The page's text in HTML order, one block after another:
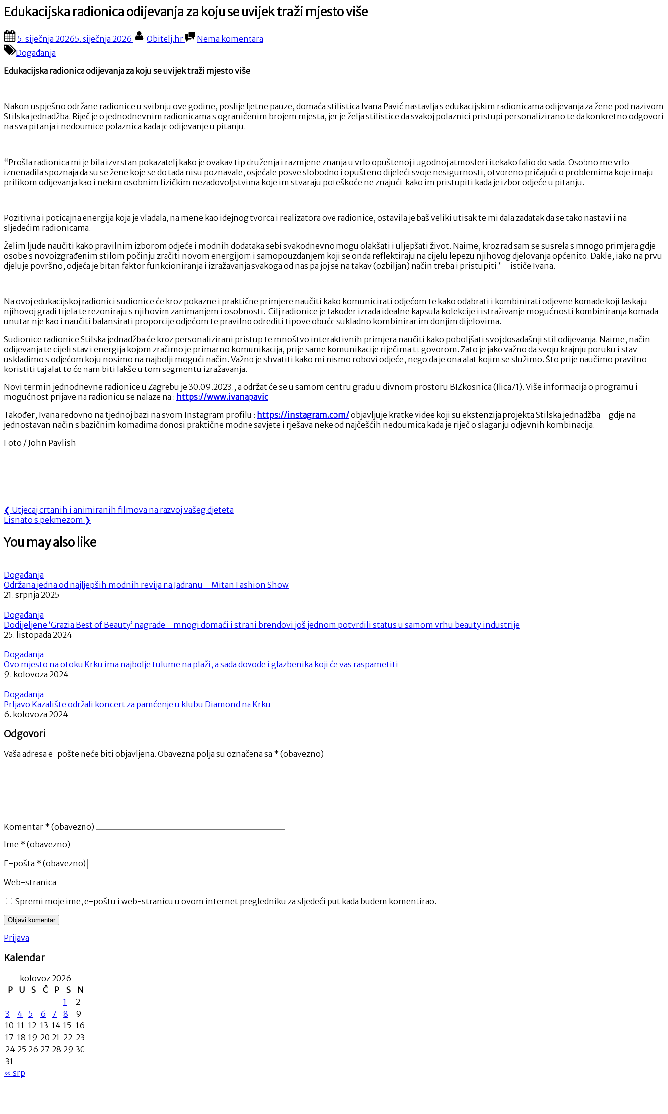
Edukacijska radionica odijevanja za koju se uvijek traži mjesto više
Posted
on
5. siječnja 20265. siječnja 2026 By
Obitelj.hr Nema komentara
Edukacijska
uvijek
traži
mjesto
Događanja
Edukacijska radionica odijevanja za koju se uvijek traži mjesto više
Nakon uspješno održane radionice u svibnju ove godine, poslije ljetne pauze, domaća stilistica Ivana Pavić nastavlja s edukacijskim radionicama odijevanja za žene pod nazivom
Stilska jednadžba. Riječ je o jednodnevnim radionicama s ograničenim brojem mjesta, jer je želja stilistice da svakoj polaznici pristupi personalizirano te da konkretno odgovori
na sva pitanja i nedoumice polaznica kada je odijevanje u pitanju.
“Prošla radionica mi je bila izvrstan pokazatelj kako je ovakav tip druženja i razmjene znanja u vrlo opuštenoj i ugodnoj atmosferi itekako falio do sada. Osobno me vrlo
iznenadila spoznaja da su se žene koje se do tada nisu poznavale, osjećale posve slobodno i opušteno dijeleći svoje nesigurnosti, otvoreno pričajući o problemima koje imaju
prilikom odijevanja kao i nekim osobnim fizičkim nezadovoljstvima koje im stvaraju poteškoće ne znajući kako im pristupiti kada je izbor odjeće u pitanju.
Pozitivna i poticajna energija koja je vladala, na mene kao idejnog tvorca i realizatora ove radionice, ostavila je baš veliki utisak te mi dala zadatak da se tako nastavi i na
sljedećim radionicama.
Želim ljude naučiti kako pravilnim izborom odjeće i modnih dodataka sebi svakodnevno mogu olakšati i uljepšati život. Naime, kroz rad sam se susrela s mnogo primjera gdje
osobe s novoizgrađenim stilom počinju zračiti novom energijom i samopouzdanjem koji se onda reflektiraju na cijelu lepezu njihovog djelovanja općenito. Dakle, iako na prvu
djeluje površno, odjeća je bitan faktor funkcioniranja i izražavanja svakoga od nas pa joj se na takav (ozbiljan) način treba i pristupiti.” – ističe Ivana.
Na ovoj edukacijskoj radionici sudionice će kroz pokazne i praktične primjere naučiti kako komunicirati odjećom te kako odabrati i kombinirati odjevne komade koji laskaju
njihovoj građi tijela te rezoniraju s njihovim zanimanjem i osobnosti. Cilj radionice je također izrada idealne kapsula kolekcije i istraživanje mogućnosti kombiniranja komada
unutar nje kao i naučiti balansirati proporcije odjećom te pravilno odrediti tipove obuće sukladno kombiniranim donjim dijelovima.
Sudionice radionice Stilska jednadžba će kroz personalizirani pristup te mnoštvo interaktivnih primjera naučiti kako poboljšati svoj dosadašnji stil odijevanja. Naime, način
odijevanja te cijeli stav i energija kojom zračimo je primarno komunikacija, prije same komunikacije riječima tj. govorom. Zato je jako važno da svoju krajnju poruku i stav
uskladimo s odjećom koju nosimo na najbolji mogući način. Važno je shvatiti kako mi nismo robovi odjeće, nego da je ona alat kojim se služimo. Što prije naučimo pravilno
koristiti taj alat to će nam biti lakše u tom segmentu izražavanja.
Novi termin jednodnevne radionice u Zagrebu je 30.09.2023., a održat će se u samom centru gradu u divnom prostoru BIZkosnica (Ilica71). Više informacija o programu i
mogućnost prijave na radionicu se nalaze na : https://www.ivanapavic
Također, Ivana redovno na tjednoj bazi na svom Instagram profilu : https://instagram.com/objavljuje kratke videe koji su ekstenzija projekta Stilska jednadžba – gdje na
jednostavan način s bazičnim komadima donosi praktične modne savjete i rješava neke od najčešćih nedoumica kada je riječ o slaganju odjevnih kombinacija.
Foto / John Pavlish
Navigacija
objava
❮ Previous
Post:
Utjecaj crtanih i animiranih filmova na razvoj vašeg djeteta
Next
Lisnato s pekmezom ❯
You may also like
Događanja
Održana jedna od najljepših modnih revija na Jadranu – Mitan Fashion Show
21. srpnja 2025
Događanja
Dodijeljene ‘Grazia Best of Beauty’ nagrade – mnogi domaći i strani brendovi još jednom potvrdili status u samom vrhu beauty industrije
25. listopada 2024
Događanja
Ovo mjesto na otoku Krku ima najbolje tulume na plaži, a sada dovode i glazbenika koji će vas raspametiti
9. kolovoza 2024
Događanja
Prljavo Kazalište održali koncert za pamćenje u klubu Diamond na Krku
6. kolovoza 2024
Odgovori
Vaša adresa e-pošte neće biti objavljena. Obavezna polja su označena sa * (obavezno)
Komentar * (obavezno)
Ime * (obavezno)
E-pošta * (obavezno)
Web-stranica
Spremi moje ime, e-poštu i web-stranicu u ovom internet pregledniku za sljedeći put kada budem komentirao.
Prijava
Kalendar
kolovoz 2026
P
U S Č P S
N
1
2
3
4 5 6 7 8
9
10 11 12 13 14 15 16
17 18 19 20 21 22 23
24 25 26 27 28 29 30
31
« srp